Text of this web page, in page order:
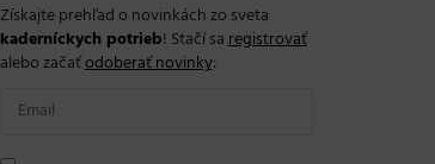
Získajte prehľad o novinkách zo sveta
kaderníckych potrieb! Stačí saregistrovať
alebo začaťodoberať novinky: